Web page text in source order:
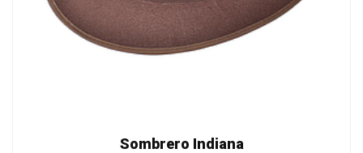
Sombrero Indiana